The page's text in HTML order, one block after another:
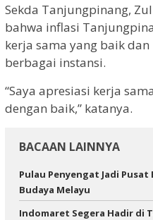
Sekda Tanjungpinang,
bahwa inflasi
kerja sama yang baik
berbagai instansi.
“Saya apresiasi kerja
dengan baik,” katanya.
BACAAN LAINNYA
Pulau Penyengat Jadi
Budaya Melayu
Indomaret Segera Hadir di